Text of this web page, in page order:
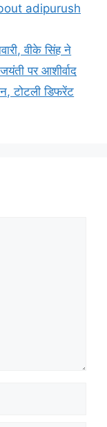
adipurush
वीके सिंह ने
पर आशीर्वाद
टोटली डिफरेंट